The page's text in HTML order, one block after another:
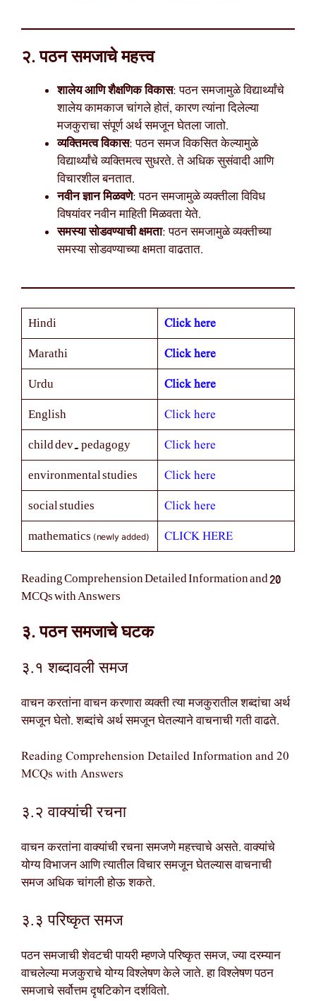
२. पठन समजाचे महत्त्व
शालेय आणि शैक्षणिक विकास: पठन समजामुळे विद्यार्थ्यांचे
शालेय कामकाज चांगले होतं, कारण त्यांना दिलेल्या
मजकुराचा संपूर्ण अर्थ समजून घेतला जातो.
व्यक्तिमत्व विकास: पठन समज विकसित केल्यामुळे
विद्यार्थ्यांचे व्यक्तिमत्व सुधरते. ते अधिक सुसंवादी आणि
विचारशील बनतात.
नवीन ज्ञान मिळवणे: पठन समजामुळे व्यक्तीला विविध
विषयांवर नवीन माहिती मिळवता येते.
समस्या सोडवण्याची क्षमता: पठन समजामुळे व्यक्तीच्या
समस्या सोडवण्याच्या क्षमता वाढतात.
Hindi Click here
Marathi Click here
Urdu Click here
English Click here
child dev. pedagogy Click here
environmental studies Click here
social studies Click here
mathematics (newly added) CLICK HERE
Reading Comprehension Detailed Information and 20
MCQs with Answers
३. पठन समजाचे घटक
३.१ शब्दावली समज
वाचन करतांना वाचन करणारा व्यक्ती त्या मजकुरातील शब्दांचा अर्थ
समजून घेतो. शब्दांचे अर्थ समजून घेतल्याने वाचनाची गती वाढते.
Reading Comprehension Detailed Information and 20
MCQs with Answers
३.२ वाक्यांची रचना
वाचन करतांना वाक्यांची रचना समजणे महत्त्वाचे असते. वाक्यांचे
योग्य विभाजन आणि त्यातील विचार समजून घेतल्यास वाचनाची
समज अधिक चांगली होऊ शकते.
३.३ परिष्कृत समज
पठन समजाची शेवटची पायरी म्हणजे परिष्कृत समज, ज्या दरम्यान
वाचलेल्या मजकुराचे योग्य विश्लेषण केले जाते. हा विश्लेषण पठन
समजाचे सर्वोत्तम दृषटिकोन दर्शवितो.